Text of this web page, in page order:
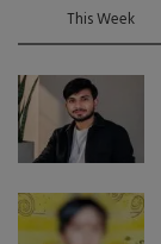
This Week